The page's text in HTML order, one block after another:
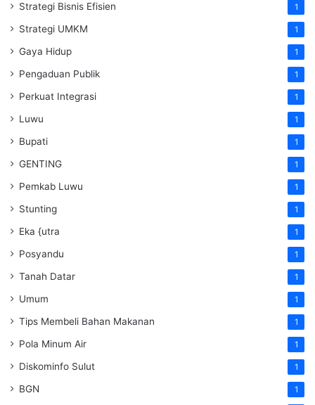
Strategi Bisnis Efisien 1
Strategi UMKM 1
Gaya Hidup 1
Pengaduan Publik 1
Perkuat Integrasi 1
Luwu 1
Bupati 1
GENTING 1
Pemkab Luwu 1
Stunting 1
Eka {utra 1
Posyandu 1
Tanah Datar 1
Umum 1
Tips Membeli Bahan Makanan 1
Pola Minum Air 1
Diskominfo Sulut 1
BGN 1